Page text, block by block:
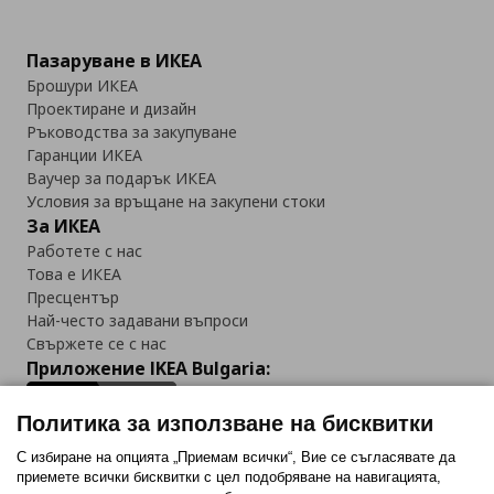
Пазаруване в ИКЕА
Брошури ИКЕА
Проектиране и дизайн
Ръководства за закупуване
Гаранции ИКЕА
Ваучер за подарък ИКЕА
Условия за връщане на закупени стоки
За ИКЕА
Работете с нас
Това е ИКЕА
Пресцентър
Най-често задавани въпроси
Свържете се с нас
Приложение IKEA Bulgaria:
Последвайте ни:
Политика за използване на бисквитки
С избиране на опцията „Приемам всички“, Вие се съгласявате да
приемете всички бисквитки с цел подобряване на навигацията,